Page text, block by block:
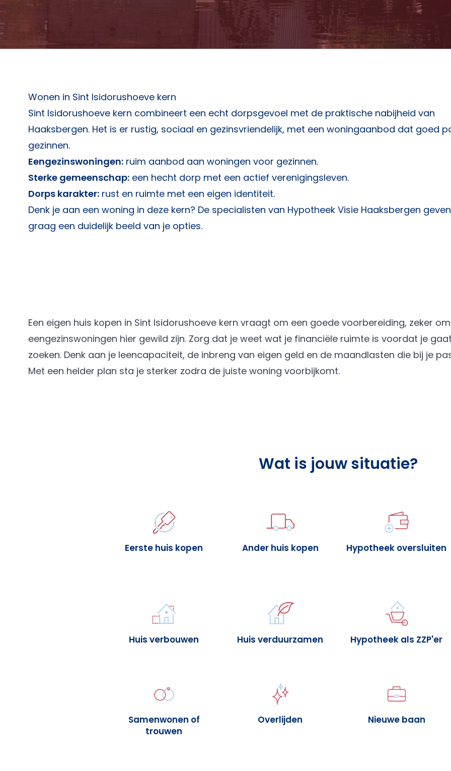
Wonen in Sint Isidorushoeve kern
Sint Isidorushoeve kern combineert een echt dorpsgevoel met de praktische nabijheid van
Haaksbergen. Het is er rustig, sociaal en gezinsvriendelijk, met een woningaanbod dat goed
gezinnen.
Eengezinswoningen: ruim aanbod aan woningen voor gezinnen.
Sterke gemeenschap: een hecht dorp met een actief verenigingsleven.
Dorps karakter: rust en ruimte met een eigen identiteit.
Denk je aan een woning in deze kern? De specialisten van Hypotheek Visie Haaksbergen
graag een duidelijk beeld van je opties.
Een eigen huis kopen in Sint Isidorushoeve kern vraagt om een goede voorbereiding, zeker
eengezinswoningen hier gewild zijn. Zorg dat je weet wat je financiële ruimte is voordat je gaat
zoeken. Denk aan je leencapaciteit, de inbreng van eigen geld en de maandlasten die bij je
Met een helder plan sta je sterker zodra de juiste woning voorbijkomt.
Wat is jouw situatie?
Eerste huis kopen Ander huis kopen Hypotheek oversluiten
Huis verbouwen Huis verduurzamen Hypotheek als ZZP'er
Samenwonen of
trouwen
Overlijden Nieuwe baan